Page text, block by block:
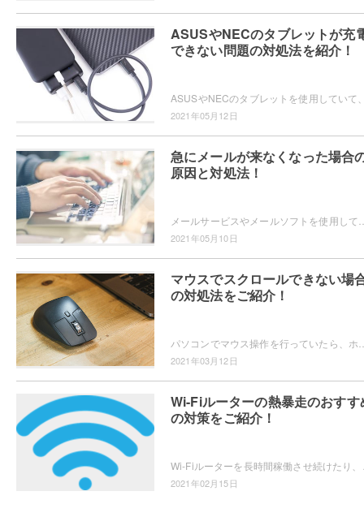
ASUSやNECのタブレットが充
できない問題の対処法を紹介！
2021年05月12日
急にメールが来なくなった場合
原因と対処法！
2021年05月10日
マウスでスクロールできない場
の対処法をご紹介！
2021年03月12日
Wi-Fiルーターの熱暴走のおすす
の対策をご紹介！
2021年02月15日